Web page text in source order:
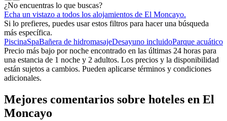
¿No encuentras lo que buscas?
Echa un vistazo a todos los alojamientos de El Moncayo.
Si lo prefieres, puedes usar estos filtros para hacer una búsqueda
más específica.
PiscinaSpaBañera de hidromasajeDesayuno incluidoParque acuático
Precio más bajo por noche encontrado en las últimas 24 horas para
una estancia de 1 noche y 2 adultos. Los precios y la disponibilidad
están sujetos a cambios. Pueden aplicarse términos y condiciones
adicionales.
Mejores comentarios sobre hoteles en El
Moncayo